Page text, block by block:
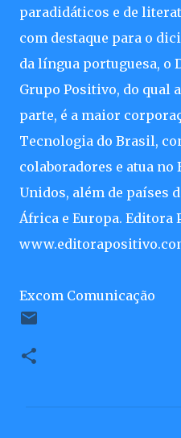
paradidáticos e de
com destaque para o
da língua portuguesa, o
Grupo Positivo, do qual
parte, é a maior
Tecnologia do Brasil,
colaboradores e atua no
Unidos, além de países
África e Europa. Editora
Excom Comunicação